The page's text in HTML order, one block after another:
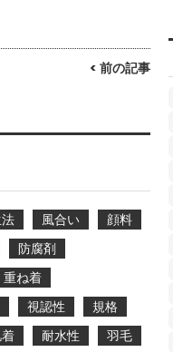
< 前の記事
風合い
顔料
防腐剤
重ね着
視認性
規格
耐水性
羽毛